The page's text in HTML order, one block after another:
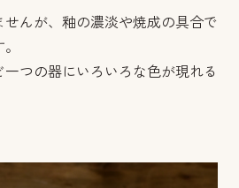
んが、釉の濃淡や焼成の具合で
つの器にいろいろな色が現れる